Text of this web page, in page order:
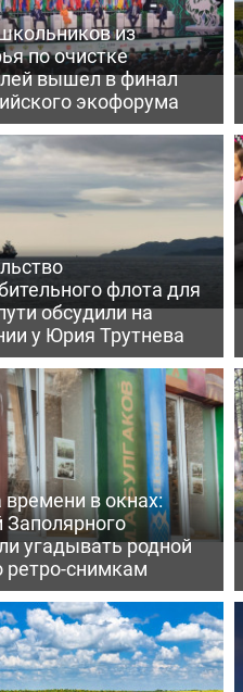
из
по очистке
вышел в финал
экофорума
флота для
обсудили на
у Юрия Трутнева
в окнах:
Заполярного
угадывать родной
ретро-снимкам